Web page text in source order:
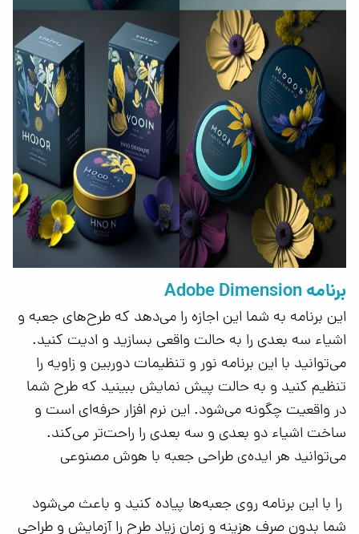
برنامه Adobe Dimension
این برنامه به شما این اجازه را می‌دهد که طرح‌های جعبه و
اشیاء سه بعدی را به حالت واقعی بسازید و ادیت کنید.
می‌توانید با این برنامه نور و تنظیمات دوربین و زاویه را
تنظیم کنید و به حالت پیش نمایش ببینید که طرح شما
در واقعیت چگونه می‌شود. این نرم افزار حرفه‌ای است و
ساخت اشیاء دو بعدی و سه بعدی را راحت‌تر می‌کند.
می‌توانید هر ایده‌ی طراحی جعبه با هوش مصنوعی
را با این برنامه روی جعبه‌ها پیاده کنید و باعث می‌شود
شما بدون صرف هزینه و زمان زیاد طرح را آزمایش و طراحی